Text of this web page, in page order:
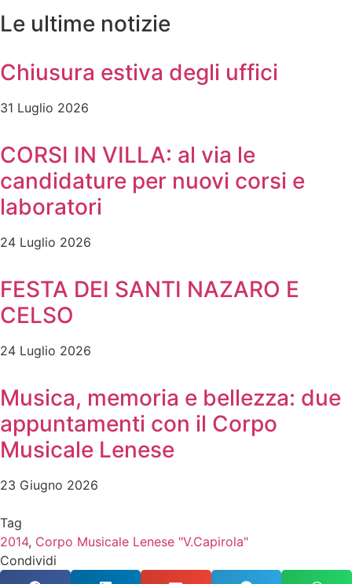
Le ultime notizie
Chiusura estiva degli uffici
31 Luglio 2026
CORSI IN VILLA: al via le
candidature per nuovi corsi e
laboratori
24 Luglio 2026
FESTA DEI SANTI NAZARO E
CELSO
24 Luglio 2026
Musica, memoria e bellezza: due
appuntamenti con il Corpo
Musicale Lenese
23 Giugno 2026
Tag
2014, Corpo Musicale Lenese "V.Capirola"
Condividi